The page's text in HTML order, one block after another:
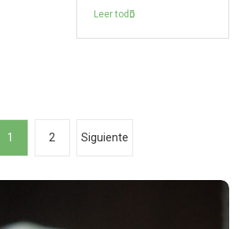
Leer todo
1 2 Siguiente